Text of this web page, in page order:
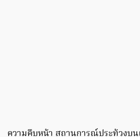
ความคืบหน้า สถานการณ์ประท้วงบ